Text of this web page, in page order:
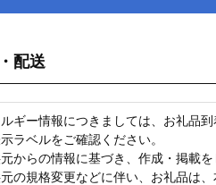
配送
ギー情報につきましては、お礼品
ラベルをご確認ください。
からの情報に基づき、作成・掲載を
の規格変更などに伴い、お礼品は